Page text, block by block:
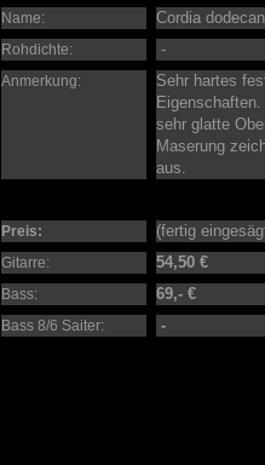
Name: Cordia
Rohdichte: -
Anmerkung:
Sehr hartes
sehr glatte
Maserung
aus.
Preis: (fertig
Gitarre: 54,50 €
Bass: 69,- €
Bass 8/6 Saiter: -